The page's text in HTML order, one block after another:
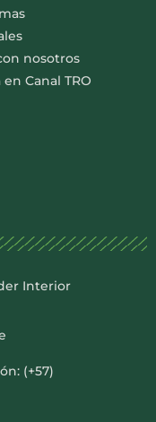
nosotros
en Canal TRO
Interior
(+57)